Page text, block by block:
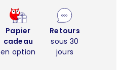
Papier
cadeau
en option
Retours
sous 30
jours